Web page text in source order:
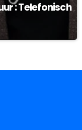
: Telefonisch